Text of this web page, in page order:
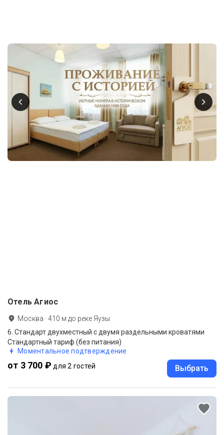
Отель Агиос
Москва ·410 м до реке Яузы
6. Стандарт двухместный с двумя раздельными кроватями
Стандартный тариф (без питания)
Моментальное подтверждение
от 3 700 ₽ для 2 гостей Выбрать